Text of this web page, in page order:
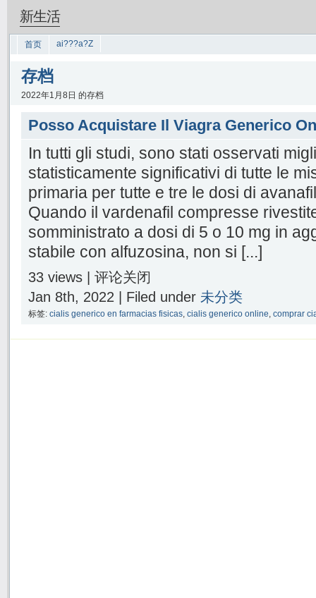
新生活
首页 ai???a?Z
存档
2022年1月8日 的存档
Posso Acquistare Il Viagra Generico
In tutti gli studi, sono stati osservati
statisticamente significativi di tutte le
primaria per tutte e tre le dosi di
Quando il vardenafil compresse
somministrato a dosi di 5 o 10 mg in
stabile con alfuzosina, non si [...]
33 views | 评论关闭
Jan 8th, 2022 | Filed under 未分类
标签: cialis generico en farmacias fisicas, cialis generico online, comprar